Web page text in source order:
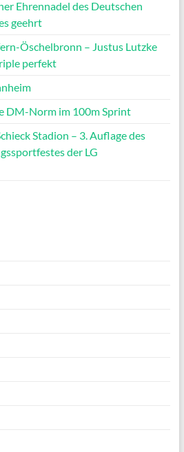
Ehrennadel des Deutschen
geehrt
Öschelbronn – Justus Lutzke
perfekt
DM-Norm im 100m Sprint
Stadion – 3. Auflage des
der LG